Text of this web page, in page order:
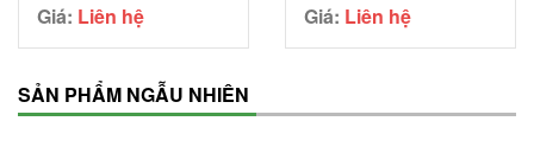
Giá: Liên hệ Giá: Liên hệ
SẢN PHẨM NGẪU NHIÊN